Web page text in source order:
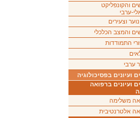
והקונפליקט
ערבי
וצעירים
והמצב הכלכלי
התמודדות
ערבי
ועיונים בפסיכולוגיה
ועיונים ברפואה
משלימה
אלטרנטיבית